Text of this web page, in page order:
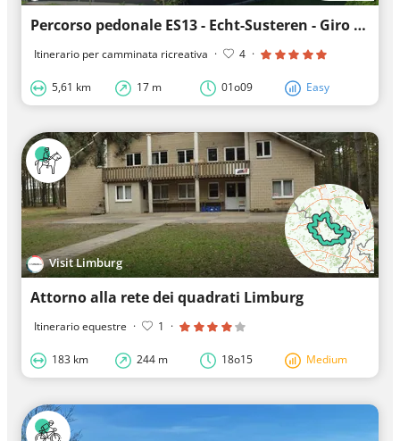
Percorso pedonale ES13 - Echt-Susteren - Giro nel parco naturale Marissen
Itinerario per camminata ricreativa · 4 ·
5,61 km 17 m 01o09 Easy
Visit Limburg
Attorno alla rete dei quadrati Limburg
Itinerario equestre · 1 ·
183 km 244 m 18o15 Medium